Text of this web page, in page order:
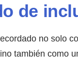
de
no solo
también como